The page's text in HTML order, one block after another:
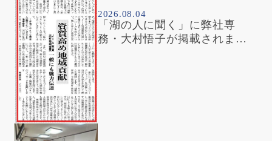
2026.08.04
「湖の人に聞く」に弊社専
務・大村悟子が掲載されまし